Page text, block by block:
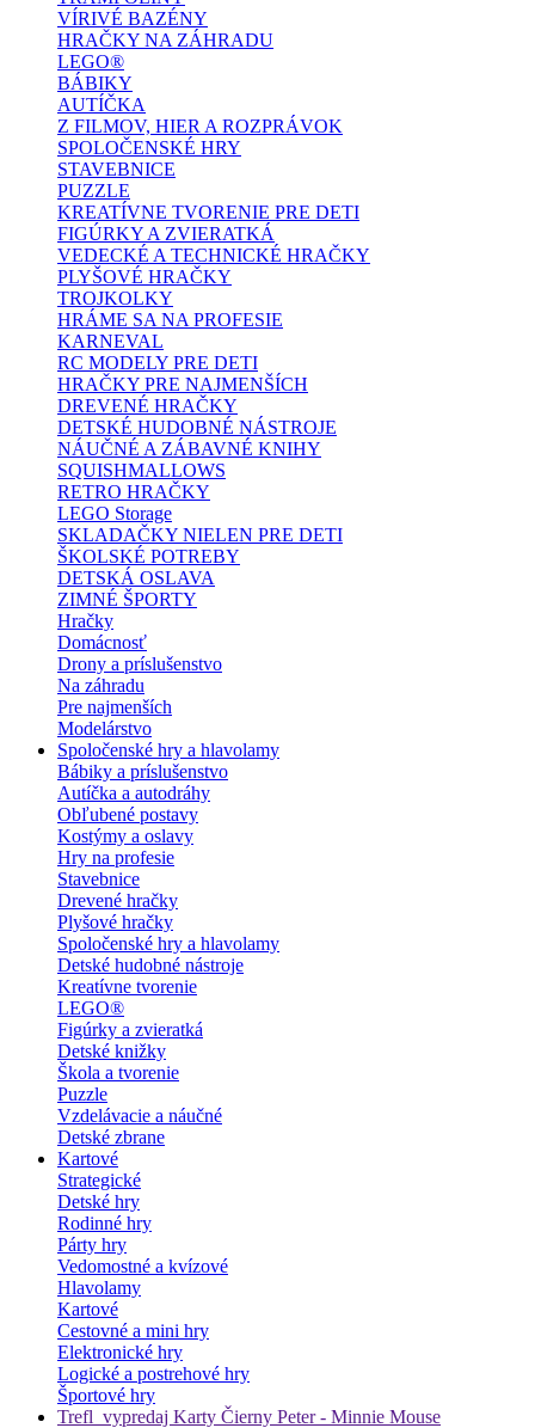
VÍRIVÉ BAZÉNY
HRAČKY NA ZÁHRADU
LEGO®
BÁBIKY
AUTÍČKA
Z FILMOV, HIER A ROZPRÁVOK
SPOLOČENSKÉ HRY
STAVEBNICE
PUZZLE
KREATÍVNE TVORENIE PRE DETI
FIGÚRKY A ZVIERATKÁ
VEDECKÉ A TECHNICKÉ HRAČKY
PLYŠOVÉ HRAČKY
TROJKOLKY
HRÁME SA NA PROFESIE
KARNEVAL
RC MODELY PRE DETI
HRAČKY PRE NAJMENŠÍCH
DREVENÉ HRAČKY
DETSKÉ HUDOBNÉ NÁSTROJE
NÁUČNÉ A ZÁBAVNÉ KNIHY
SQUISHMALLOWS
RETRO HRAČKY
LEGO Storage
SKLADAČKY NIELEN PRE DETI
ŠKOLSKÉ POTREBY
DETSKÁ OSLAVA
ZIMNÉ ŠPORTY
Hračky
Domácnosť
Drony a príslušenstvo
Na záhradu
Pre najmenších
Modelárstvo
Spoločenské hry a hlavolamy
Bábiky a príslušenstvo
Autíčka a autodráhy
Obľubené postavy
Kostýmy a oslavy
Hry na profesie
Stavebnice
Drevené hračky
Plyšové hračky
Spoločenské hry a hlavolamy
Detské hudobné nástroje
Kreatívne tvorenie
LEGO®
Figúrky a zvieratká
Detské knižky
Škola a tvorenie
Puzzle
Vzdelávacie a náučné
Detské zbrane
Kartové
Strategické
Detské hry
Rodinné hry
Párty hry
Vedomostné a kvízové
Hlavolamy
Kartové
Cestovné a mini hry
Elektronické hry
Logické a postrehové hry
Športové hry
Trefl_vypredaj Karty Čierny Peter - Minnie Mouse